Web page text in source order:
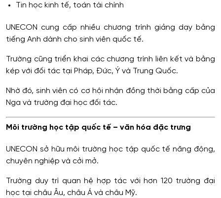
Tin học kinh tế, toán tài chính
UNECON cung cấp nhiều chương trình giảng dạy bằng
tiếng Anh dành cho sinh viên quốc tế.
Trường cũng triển khai các chương trình liên kết và bằng
kép với đối tác tại Pháp, Đức, Ý và Trung Quốc.
Nhờ đó, sinh viên có cơ hội nhận đồng thời bằng cấp của
Nga và trường đại học đối tác.
Môi trường học tập quốc tế – văn hóa đặc trưng
UNECON sở hữu môi trường học tập quốc tế năng động,
chuyên nghiệp và cởi mở.
Trường duy trì quan hệ hợp tác với hơn 120 trường đại
học tại châu Âu, châu Á và châu Mỹ.